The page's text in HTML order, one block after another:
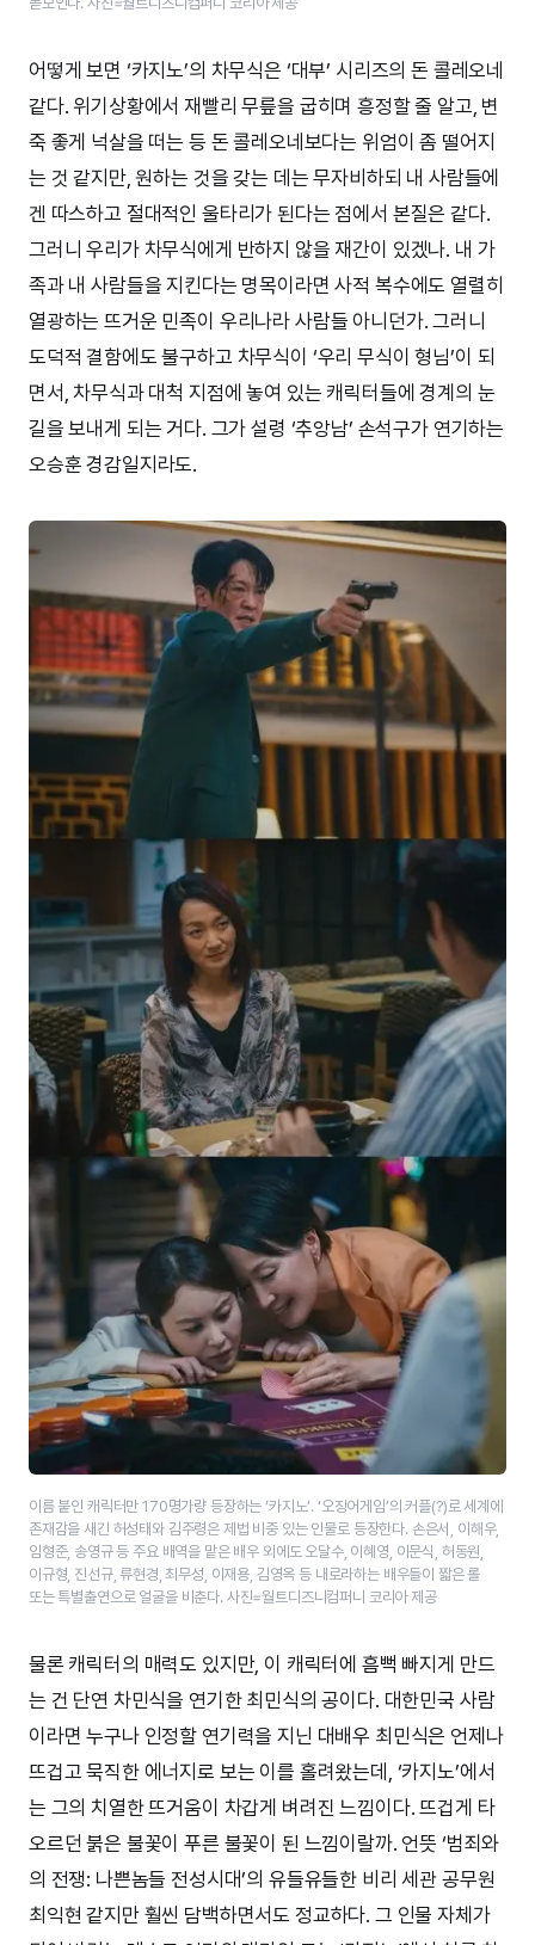
어떻게 보면 ‘카지노’의 차무식은 ‘대부’ 시리즈의 돈 콜레오네
같다. 위기상황에서 재빨리 무릎을 굽히며 흥정할 줄 알고, 변
죽 좋게 넉살을 떠는 등 돈 콜레오네보다는 위엄이 좀 떨어지
는 것 같지만, 원하는 것을 갖는 데는 무자비하되 내 사람들에
겐 따스하고 절대적인 울타리가 된다는 점에서 본질은 같다.
그러니 우리가 차무식에게 반하지 않을 재간이 있겠나. 내 가
족과 내 사람들을 지킨다는 명목이라면 사적 복수에도 열렬히
열광하는 뜨거운 민족이 우리나라 사람들 아니던가. 그러니
도덕적 결함에도 불구하고 차무식이 ‘우리 무식이 형님’이 되
면서, 차무식과 대척 지점에 놓여 있는 캐릭터들에 경계의 눈
길을 보내게 되는 거다. 그가 설령 ‘추앙남’ 손석구가 연기하는
오승훈 경감일지라도.
이름 붙인 캐릭터만 170명가량 등장하는 ‘카지노’. ‘오징어게임’의 커플(?)로 세계에
존재감을 새긴 허성태와 김주령은 제법 비중 있는 인물로 등장한다. 손은서, 이해우,
임형준, 송영규 등 주요 배역을 맡은 배우 외에도 오달수, 이혜영, 이문식, 허동원,
이규형, 진선규, 류현경, 최무성, 이재용, 김영옥 등 내로라하는 배우들이 짧은 롤
또는 특별출연으로 얼굴을 비춘다. 사진=월트디즈니컴퍼니 코리아 제공
물론 캐릭터의 매력도 있지만, 이 캐릭터에 흠뻑 빠지게 만드
는 건 단연 차민식을 연기한 최민식의 공이다. 대한민국 사람
이라면 누구나 인정할 연기력을 지닌 대배우 최민식은 언제나
뜨겁고 묵직한 에너지로 보는 이를 홀려왔는데, ‘카지노’에서
는 그의 치열한 뜨거움이 차갑게 벼려진 느낌이다. 뜨겁게 타
오르던 붉은 불꽃이 푸른 불꽃이 된 느낌이랄까. 언뜻 ‘범죄와
의 전쟁: 나쁜놈들 전성시대’의 유들유들한 비리 세관 공무원
최익현 같지만 훨씬 담백하면서도 정교하다. 그 인물 자체가